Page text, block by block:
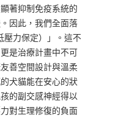
著抑制免疫系統的
因此，我們全面落
力保定）」。這不
是治療計畫中不可
善空間設計與溫柔
犬貓能在安心的狀
的副交感神經得以
對生理修復的負面